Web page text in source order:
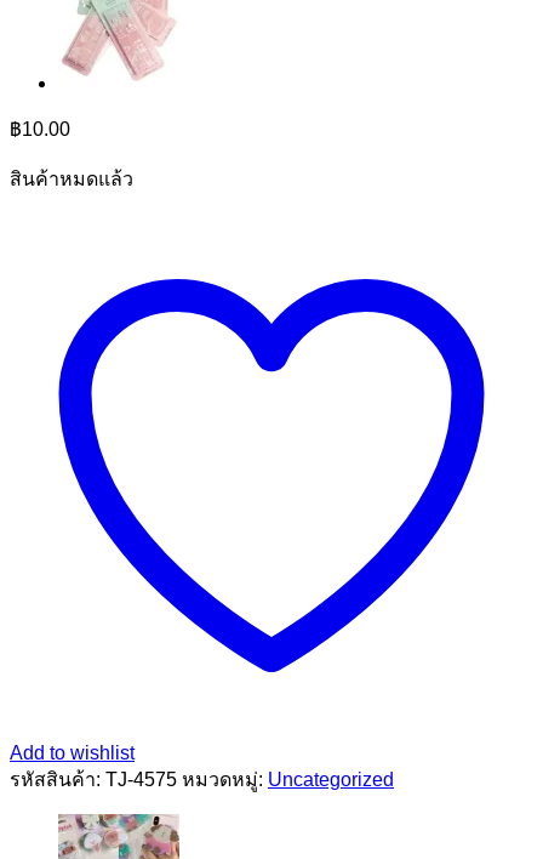
฿10.00
สินค้าหมดแล้ว
Add to wishlist
รหัสสินค้า: TJ-4575 หมวดหมู่: Uncategorized